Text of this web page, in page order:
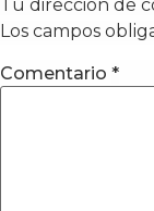
Tu dirección de
Los campos
Comentario *